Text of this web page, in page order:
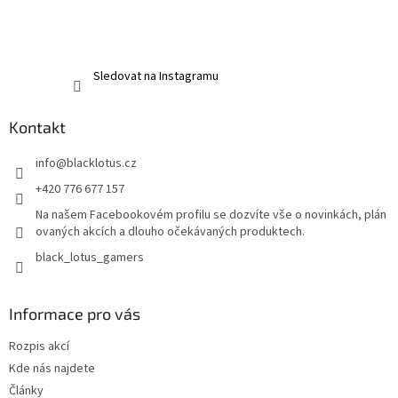
Sledovat na Instagramu
Kontakt
info@blacklotus.cz
+420 776 677 157
Na našem Facebookovém profilu se dozvíte vše o novinkách, plán
ovaných akcích a dlouho očekávaných produktech.
black_lotus_gamers
Informace pro vás
Rozpis akcí
Kde nás najdete
Články